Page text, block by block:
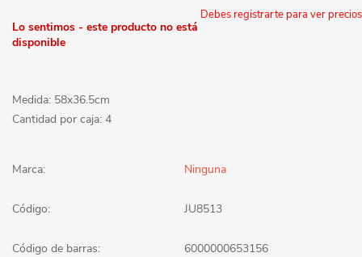
Debes registrarte para ver precios
Lo sentimos - este producto no está
disponible
Medida: 58x36.5cm
Cantidad por caja: 4
Marca: Ninguna
Código: JU8513
Código de barras: 6000000653156